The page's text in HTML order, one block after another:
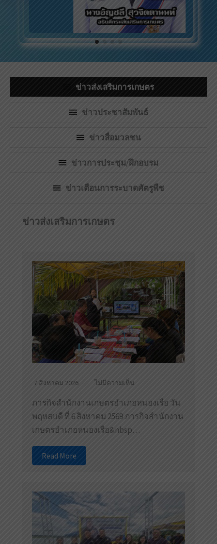
ข่าวส่งเสริมการเกษตร
ข่าวประชาสัมพันธ์
ข่าวสื่อมวลชน
ข่าวการประชุม/ฝึกอบรม
ข่าวเตือนการระบาดศัตรูพืช
ข่าวส่งเสริมการเกษตร
7 สิงหาคม 2026 ไม่มีความเห็น
ภารกิจสำนักงานเกษตรอำเภอหนองเรือ วัน
พฤหสบดี ที่ 6 สิงหาคม 2569 ภารกิจสำนักงาน
เกษตรอำเภอหนองเรือ&nbsp…
Read More